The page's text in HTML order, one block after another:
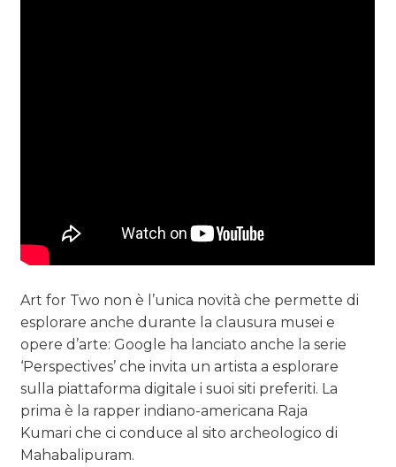
Art for Two non è l’unica novità che permette di
esplorare anche durante la clausura musei e
opere d’arte: Google ha lanciato anche la serie
‘Perspectives’ che invita un artista a esplorare
sulla piattaforma digitale i suoi siti preferiti. La
prima è la rapper indiano-americana Raja
Kumari che ci conduce al sito archeologico di
Mahabalipuram.